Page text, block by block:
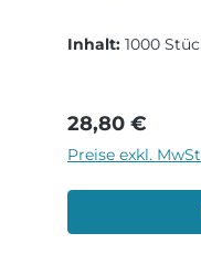
Inhalt: 1000
Regulärer
28,80 €
Preise exkl.